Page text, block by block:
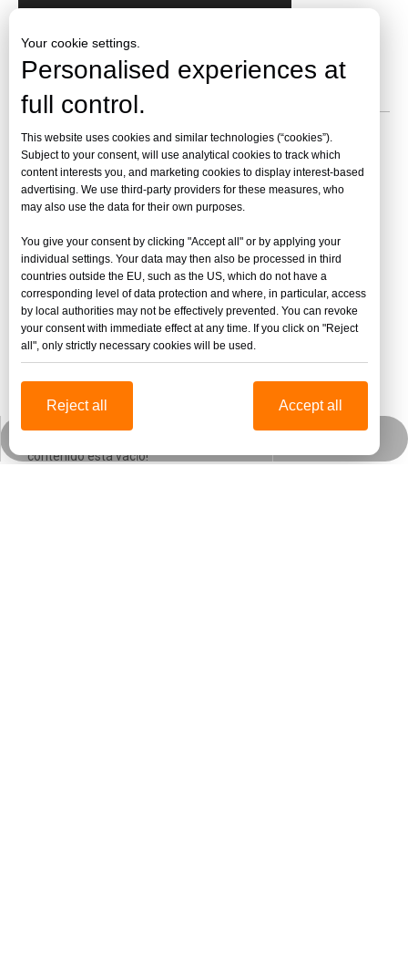
Tablero de espuma de PVC de 3 mm
Tablero de espuma de color PVC
Tablero de espuma de PVC
Tablero de espuma de PVC de 2 mm
Tablero de espuma de PVC impermeable
Tablero de PVC de alto impacto
Tablero de espuma de PVC de 20 mm
contenido está vacío!
Your cookie settings.
Personalised experiences at
full control.
This website uses cookies and similar technologies (“cookies”).
Subject to your consent, will use analytical cookies to track which
content interests you, and marketing cookies to display interest-based
advertising. We use third-party providers for these measures, who
may also use the data for their own purposes.
You give your consent by clicking "Accept all" or by applying your
individual settings. Your data may then also be processed in third
countries outside the EU, such as the US, which do not have a
corresponding level of data protection and where, in particular, access
by local authorities may not be effectively prevented. You can revoke
your consent with immediate effect at any time. If you click on "Reject
all", only strictly necessary cookies will be used.
Reject all Accept all